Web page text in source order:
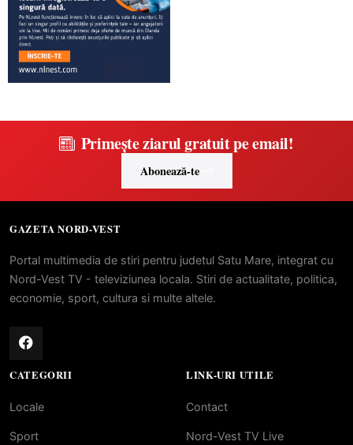
Primește ziarul gratuit pe email!
Abonează-te
GAZETA NORD-VEST
Portal multimedia de stiri pentru judetul Satu Mare, integrat cu
Nord-Vest TV - televiziunea locala. Stiri de actualitate, politica,
economie, sport, cultura si multe altele.
CATEGORII
Locale
Sport
LINK-URI UTILE
Contact
Nord-Vest TV Live